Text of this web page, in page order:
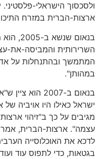
ולסכסוך הישראלי-פלסטיני.
ארצות-הברית במזרח
בנאום
השרירותית והמביסה-את-
המתמשך ובהתנחלות על
במהותן".
בנאום ב-2007
ישראל כאילו היו אויביה
מגיבים על כך ב"זיהוי
עצמה". ארצות-הברית,
לדכא את האוכלוסייה
בגטאות, כדי לתפוס עוד